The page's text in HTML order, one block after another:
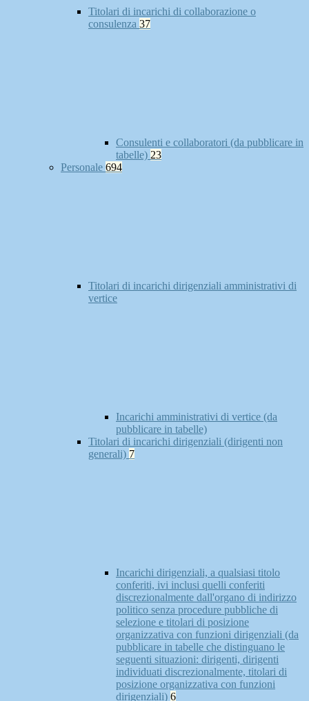
Titolari di incarichi di collaborazione o
consulenza 37
Consulenti e collaboratori (da pubblicare in
tabelle) 23
Personale 694
Titolari di incarichi dirigenziali amministrativi di
vertice
Incarichi amministrativi di vertice (da
pubblicare in tabelle)
Titolari di incarichi dirigenziali (dirigenti non
generali) 7
Incarichi dirigenziali, a qualsiasi titolo
conferiti, ivi inclusi quelli conferiti
discrezionalmente dall'organo di indirizzo
politico senza procedure pubbliche di
selezione e titolari di posizione
organizzativa con funzioni dirigenziali (da
pubblicare in tabelle che distinguano le
seguenti situazioni: dirigenti, dirigenti
individuati discrezionalmente, titolari di
posizione organizzativa con funzioni
dirigenziali) 6